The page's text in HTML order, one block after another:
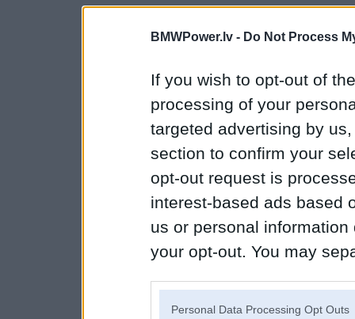
BMWPower.lv - Do Not Process
If you wish to opt-out of
processing of your
targeted advertising by
section to confirm your
opt-out request is
interest-based ads based
us or personal
your opt-out. You may
Personal Data Processing Opt Outs